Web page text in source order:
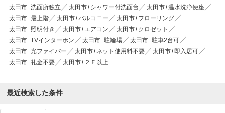
太田市+洗面所独立
太田市+シャワー付洗面台
太田市+温水洗浄便座
太田市+最上階
太田市+バルコニー
太田市+フローリング
太田市+照明付き
太田市+エアコン
太田市+クロゼット
太田市+TVインターホン
太田市+駐輪場
太田市+駐車2台可
太田市+光ファイバー
太田市+ネット使用料不要
太田市+即入居可
太田市+礼金不要
太田市+２Ｆ以上
最近検索した条件